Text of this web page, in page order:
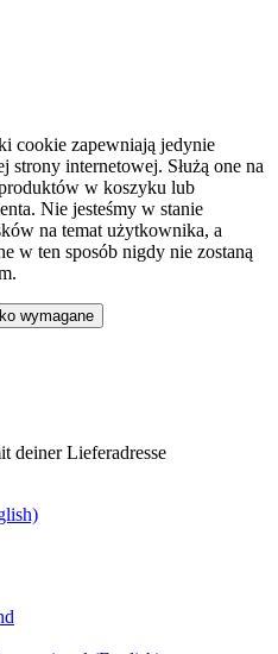
cookie zapewniają jedynie
strony internetowej. Służą one na
w koszyku lub
Nie jesteśmy w stanie
na temat użytkownika, a
w ten sposób nigdy nie zostaną
wymagane
deiner Lieferadresse